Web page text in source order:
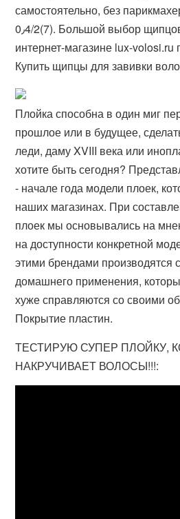
самостоятельно, без
0٫4/2(7). Большой выбор щипцов для завивки волос в
интернет-магазине lux-
Купить щипцы для завивки
Плойка способна в один миг
прошлое или в будущее,
леди, даму XVIII века или
хотите быть сегодня?
- начале года модели плоек,
наших магазинах. При
плоек мы основывались на
на доступности конкретной
этими брендами производятся
домашнего применения,
хуже справляются со своими
Покрытие пластин.
ТЕСТИРУЮ СУПЕР ПЛОЙКУ,
НАКРУЧИВАЕТ ВОЛОСЫ!!!: